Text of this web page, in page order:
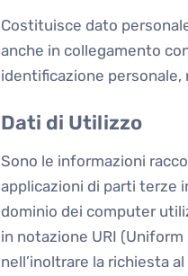
Costituisce dato
anche in collegamento
identificazione personale,
Dati di Utilizzo
Sono le informazioni
applicazioni di parti terze
dominio dei computer
in notazione URI
nell’inoltrare la richiesta